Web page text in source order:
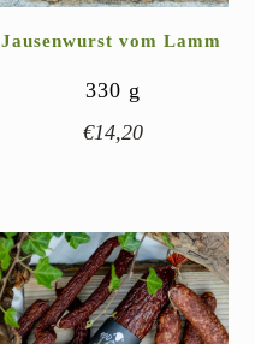
Jausenwurst vom Lamm
330 g
€14,20